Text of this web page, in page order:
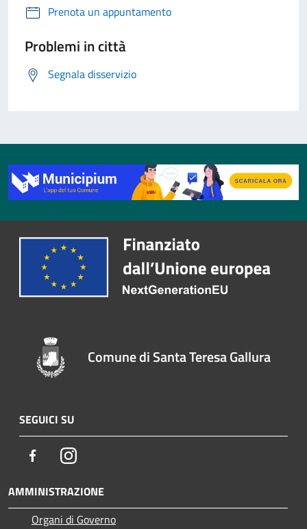
Prenota un appuntamento
Problemi in città
Segnala disservizio
Comune di Santa Teresa Gallura
SEGUICI SU
FacebookInstagram
AMMINISTRAZIONE
Organi di Governo